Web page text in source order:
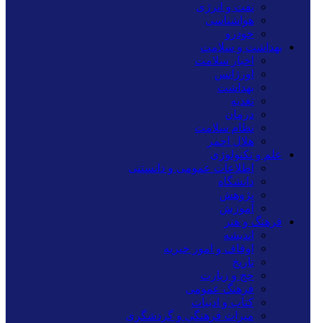
نفت و انرژی
هواشناسی
خودرو
بهداشت و سلامت
اخبار سلامت
اورژانس
بهداشت
تغدیه
درمان
نظام سلامت
هلال احمر
علم و تکنولوژی
اطلاعات عمومی و دانستنی
دانشگاه
پژوهش
آموزش
فرهنگ و هنر
اندیشه
اوقاف و امور خیریه
تاریخ
حج و زیارت
فرهنگ عمومی
کتاب و ادبیات
میراث فرهنگی و گردشگری